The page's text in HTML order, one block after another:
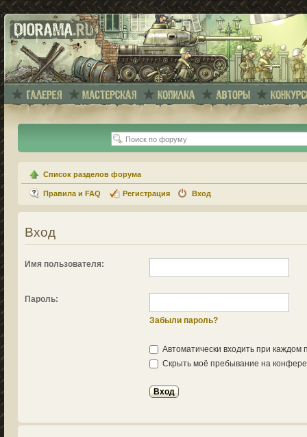
Список разделов форума
Правила и FAQ Регистрация Вход
Вход
Имя пользователя:
Пароль:
Забыли пароль?
Автоматически входить при каждом
Скрыть моё пребывание на